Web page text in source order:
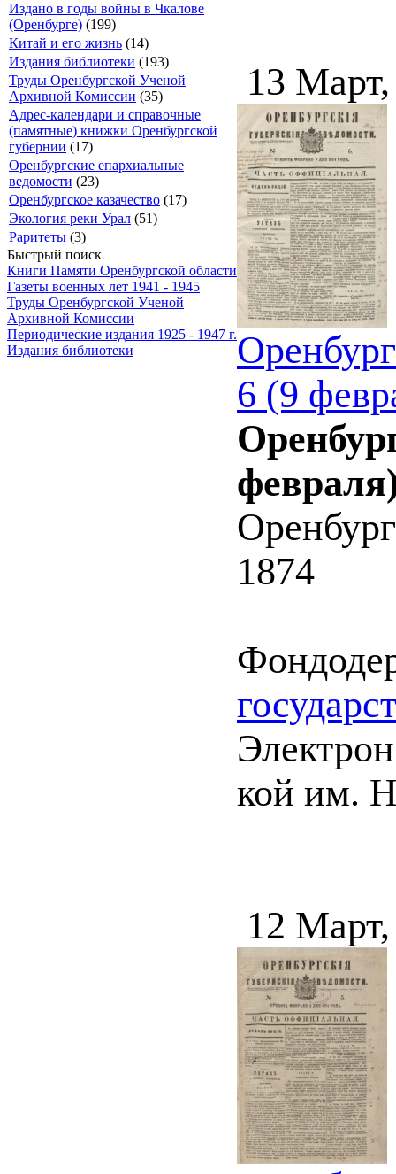
Издано в годы войны в Чкалове
(Оренбурге) (199)
Китай и его жизнь (14)
Издания библиотеки (193)
Труды Оренбургской Ученой
Архивной Комиссии (35)
Адрес-календари и справочные
(памятные) книжки Оренбургской
губернии (17)
Оренбургские епархиальные
ведомости (23)
Оренбургское казачество (17)
Экология реки Урал (51)
Раритеты (3)
Быстрый поиск
Книги Памяти Оренбургской области
Газеты военных лет 1941 - 1945
Труды Оренбургской Ученой
Архивной Комиссии
Периодические издания 1925 - 1947 г.
Издания библиотеки
13
6 (9
1874
кой им.
12